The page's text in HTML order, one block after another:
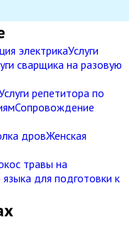
электрикаУслуги
сварщика на разовую
репетитора по
Сопровождение
дровЖенская
травы на
языка для подготовки к